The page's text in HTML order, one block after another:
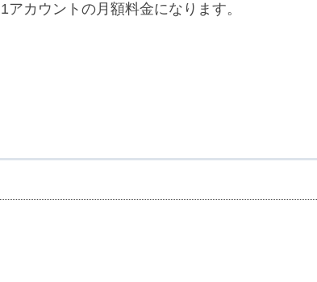
1アカウントの月額料金になります。